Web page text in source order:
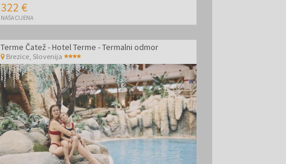
322 €
NAŠA CIJENA
Terme Čatež - Hotel Terme - Termalni odmor
Brezice, Slovenija